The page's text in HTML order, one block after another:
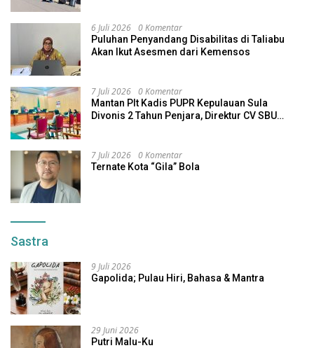
6 Juli 2026 0 Komentar
Puluhan Penyandang Disabilitas di Taliabu
Akan Ikut Asesmen dari Kemensos
7 Juli 2026 0 Komentar
Mantan Plt Kadis PUPR Kepulauan Sula
Divonis 2 Tahun Penjara, Direktur CV SBU
7 Juli 2026 0 Komentar
Ternate Kota “Gila” Bola
Sastra
9 Juli 2026
Gapolida; Pulau Hiri, Bahasa & Mantra
29 Juni 2026
Putri Malu-Ku